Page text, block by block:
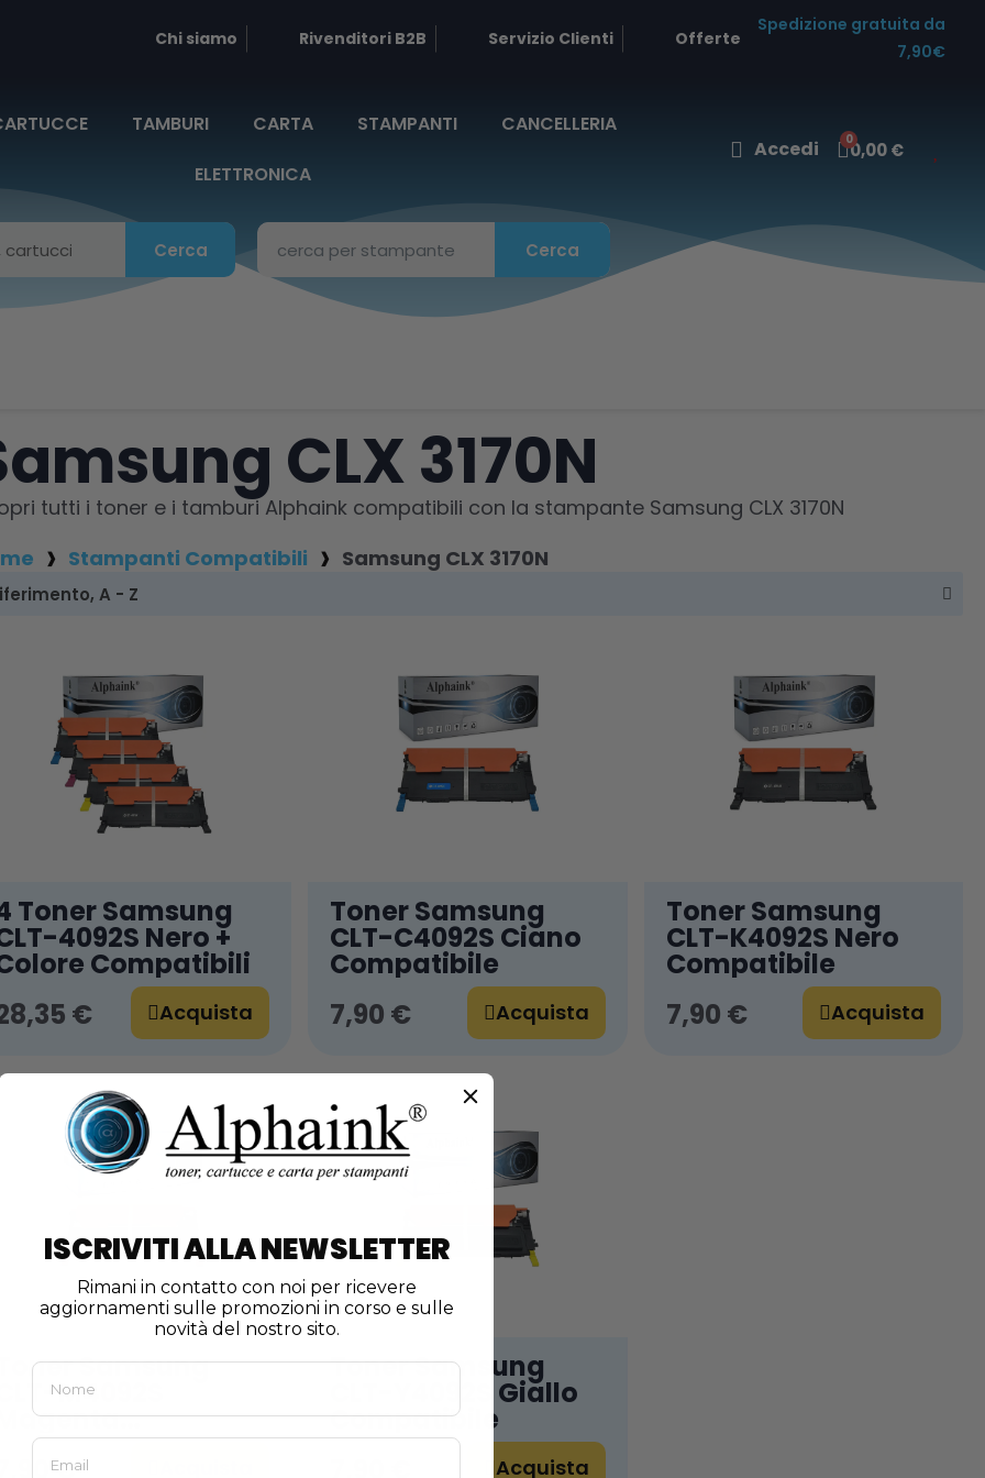
Chi siamo Rivenditori B2B Servizio Clienti Offerte
Spedizione gratuita da
7,90€
TAMBURI CARTA STAMPANTI
CANCELLERIA
ELETTRONICA
Accedi 0,00 €
Cerca Cerca
CLX 3170N
tutti i toner e i tamburi Alphaink compatibili con la stampante Samsung CLX 3170N
Stampanti Compatibili Samsung CLX 3170N
Toner Samsung
4092S Nero +
Compatibili
€
Acquista
Toner Samsung
CLT-C4092S Ciano
Compatibile
7,90 €
Acquista
Toner Samsung
CLT-K4092S Nero
Compatibile
7,90 €
Acquista
Samsung
M4092S
€
Toner Samsung
CLT-Y4092S Giallo
Compatibile
Acquista
ISCRIVITI ALLA NEWSLETTER
Rimani in contatto con noi per ricevere
aggiornamenti sulle promozioni in corso e sulle
novità del nostro sito.